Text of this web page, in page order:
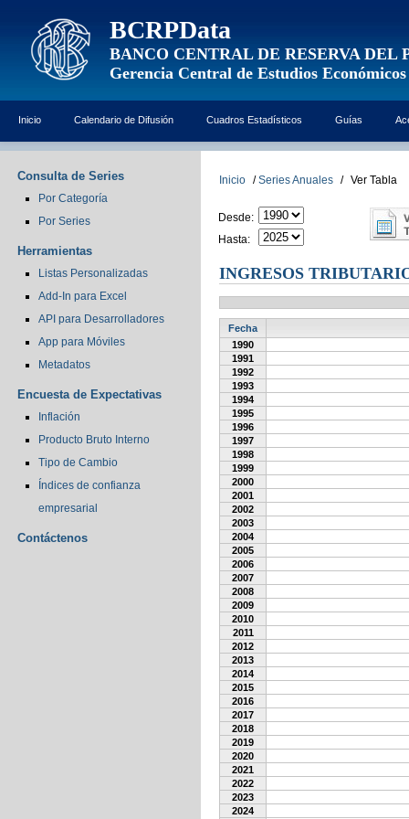
BCRPData
BANCO CENTRAL DE RESERVA DEL
Gerencia Central de Estudios Económicos
Inicio Calendario de Difusión Cuadros Estadísticos Guías
Consulta de Series
Por Categoría
Por Series
Herramientas
Listas Personalizadas
Add-In para Excel
API para Desarrolladores
App para Móviles
Metadatos
Encuesta de Expectativas
Inflación
Producto Bruto Interno
Tipo de Cambio
Índices de confianza
empresarial
Contáctenos
Inicio / Series Anuales / Ver Tabla
Desde:
Hasta:
INGRESOS
Fecha
1990
1991
1992
1993
1994
1995
1996
1997
1998
1999
2000
2001
2002
2003
2004
2005
2006
2007
2008
2009
2010
2011
2012
2013
2014
2015
2016
2017
2018
2019
2020
2021
2022
2023
2024